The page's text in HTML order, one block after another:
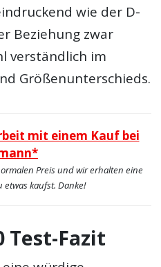
wie der D-
Beziehung zwar
verständlich im
Größenunterschieds.
mit einem Kauf bei
Preis und wir erhalten eine
etwas kaufst. Danke!
Test-Fazit